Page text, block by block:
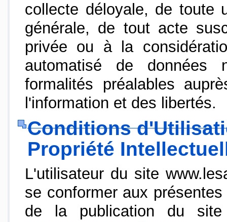
collecte déloyale, de toute
générale, de tout acte
privée ou à la
automatisé de données
formalités préalables
l'information et des libertés.
Conditions
Propriété
L'utilisateur du site
se conformer aux
de la publication du